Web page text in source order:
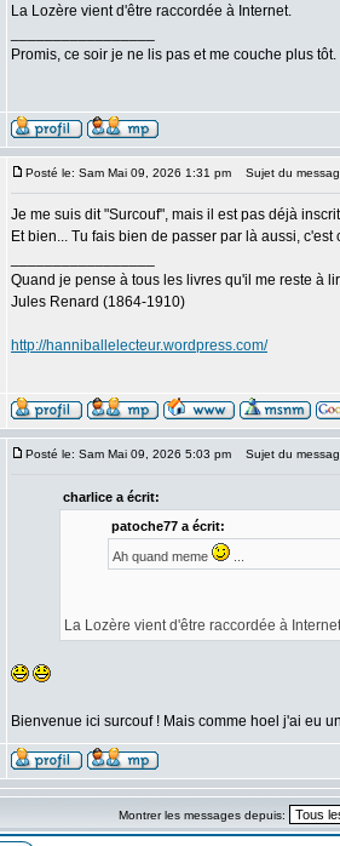
La Lozère vient d'être raccordée à Internet.
Promis, ce soir je ne lis pas et me couche plus tôt.
Posté le: Sam Mai 09, 2026 1:31 pm Sujet du
Je me suis dit "Surcouf", mais il est pas déjà
Et bien... Tu fais bien de passer par là aussi,
Quand je pense à tous les livres qu'il me reste à
Jules Renard (1864-1910)
http://hanniballelecteur.wordpress.com/
Posté le: Sam Mai 09, 2026 5:03 pm Sujet du
charlice a écrit:
patoche77 a écrit:
Ah quand meme
La Lozère vient d'être raccordée à
Bienvenue ici surcouf ! Mais comme hoel j'ai eu
Montrer les messages depuis: